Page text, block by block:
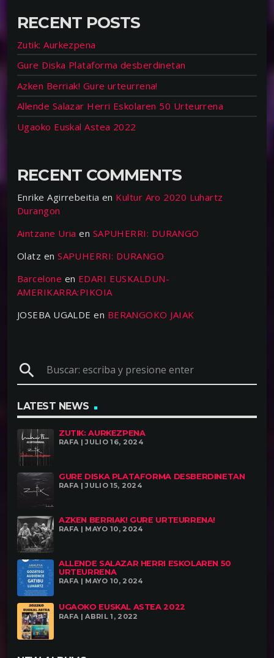
RECENT POSTS
Zutik: Aurkezpena
Gure Diska Plataforma desberdinetan
Azken Berriak! Gure urteurrena!
Allende Salazar Herri Eskolaren 50 Urteurrena
Ugaoko Euskal Astea 2022
RECENT COMMENTS
Enrike Agirrebeitia en Kultur Aro 2020 Luhartz
Durangon
Aintzane Uria en SAPUHERRI: DURANGO
Olatz enSAPUHERRI: DURANGO
Barcelone en EDARI EUSKALDUN-
AMERIKARRA:PIKOIA
JOSEBA UGALDE en BERANGOKO JAIAK
search
LATEST NEWS
ZUTIK: AURKEZPENA
RAFA | JULIO 16, 2024
GURE DISKA PLATAFORMA DESBERDINETAN
RAFA | JULIO 15, 2024
AZKEN BERRIAK! GURE URTEURRENA!
RAFA | MAYO 10, 2024
ALLENDE SALAZAR HERRI ESKOLAREN 50
URTEURRENA
RAFA | MAYO 10, 2024
UGAOKO EUSKAL ASTEA 2022
RAFA | ABRIL 1, 2022